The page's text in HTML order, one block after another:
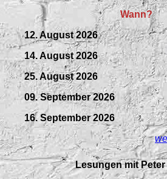
Wann?
12. August 2026
14. August 2026
25. August 2026
09.September2026
16. September 2026
Lesungen mit